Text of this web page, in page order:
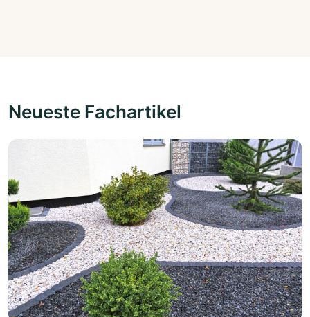
Neueste Fachartikel